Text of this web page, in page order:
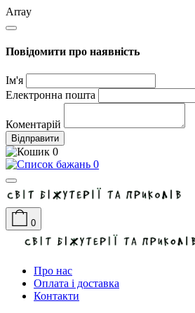
Array
Повідомити про наявність
Ім'я
Електронна пошта
Коментарій
Відправити
0
0
0
Про нас
Оплата і доставка
Контакти